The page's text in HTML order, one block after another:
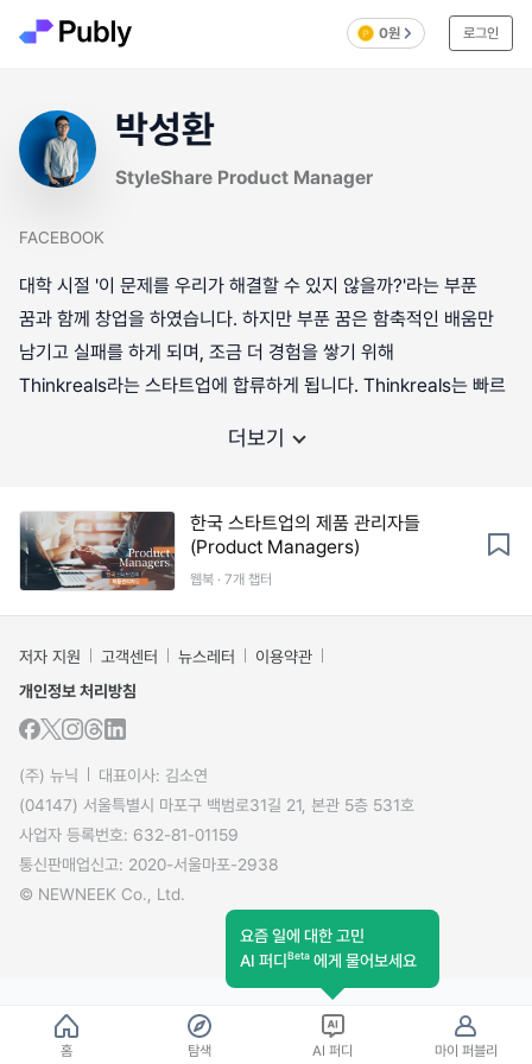
0원 로그인
박성환
StyleShare Product Manager
FACEBOOK
대학 시절 '이 문제를 우리가 해결할 수 있지 않을까?'라는 부푼
꿈과 함께 창업을 하였습니다. 하지만 부푼 꿈은 함축적인 배움만
남기고 실패를 하게 되며, 조금 더 경험을 쌓기 위해
Thinkreals라는 스타트업에 합류하게 됩니다. Thinkreals는 빠르
더보기
한국 스타트업의 제품 관리자들
(Product Managers)
웹북 · 7개 챕터
저자 지원 고객센터 뉴스레터
이용약관
개인정보 처리방침
(주) 뉴닉
대표이사: 김소연
(04147) 서울특별시 마포구 백범로31길 21, 본관 5층 531호
사업자 등록번호: 632-81-01159
통신판매업신고: 2020-서울마포-2938
© NEWNEEK Co., Ltd.
홈 탐색
요즘 일에 대한 고민
AI 퍼디Beta 에게 물어보세요
AI 퍼디 마이 퍼블리